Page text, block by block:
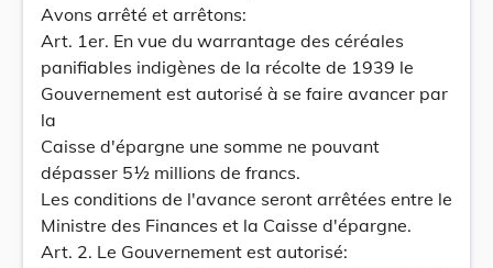
Avons arrêté et arrêtons:
Art. 1er. En vue du warrantage des céréales
panifiables indigènes de la récolte de 1939 le
Gouvernement est autorisé à se faire avancer par
la
Caisse d'épargne une somme ne pouvant
dépasser 5½ millions de francs.
Les conditions de l'avance seront arrêtées entre le
Ministre des Finances et la Caisse d'épargne.
Art. 2. Le Gouvernement est autorisé: